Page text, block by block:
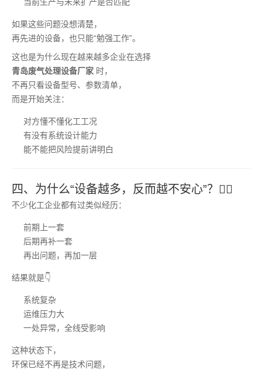
如果这些问题没想清楚，
再先进的设备，也只能“勉强工作”。
这也是为什么现在越来越多企业在选择
青岛废气处理设备厂家 时，
不再只看设备型号、参数清单，
而是开始关注：
对方懂不懂化工工况
有没有系统设计能力
能不能把风险提前讲明白
四、为什么“设备越多，反而越不安心”？😮‍💨
不少化工企业都有过类似经历：
前期上一套
后期再补一套
再出问题，再加一层
结果就是👇
系统复杂
运维压力大
一处异常，全线受影响
这种状态下，
环保已经不再是技术问题，